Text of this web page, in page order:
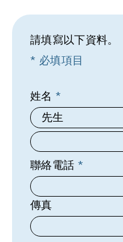
請填寫以下資料。
必填項目
姓名
先生
聯絡電話
傳真